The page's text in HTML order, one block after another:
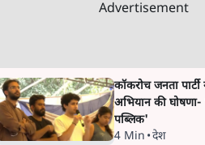
Advertisement
कॉकरोच जनता
अभियान की घोषणा-
पब्लिक'
4 Min •देश